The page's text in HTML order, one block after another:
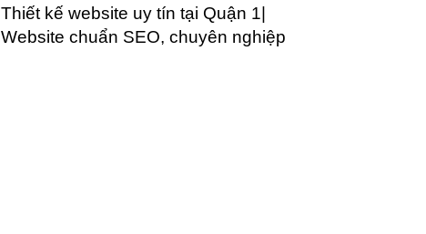
Thiết kế website uy tín tại Quận 1|
Website chuẩn SEO, chuyên nghiệp